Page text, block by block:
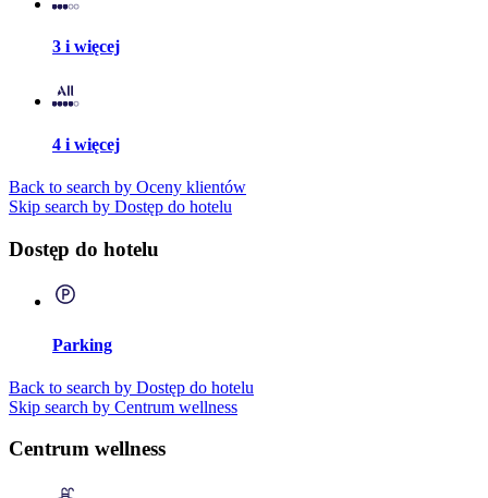
3 i więcej
4 i więcej
Back to search by Oceny klientów
Skip search by Dostęp do hotelu
Dostęp do hotelu
Parking
Back to search by Dostęp do hotelu
Skip search by Centrum wellness
Centrum wellness